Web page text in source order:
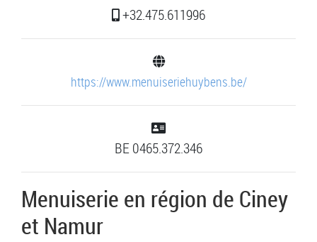
+32.475.611996
https://www.menuiseriehuybens.be/
BE 0465.372.346
Menuiserie en région de Ciney
et Namur